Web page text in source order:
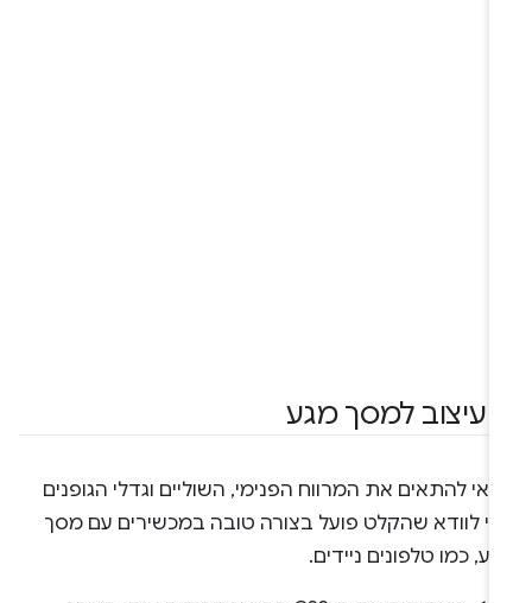
עיצוב למסך מגע
להתאים את המרווח הפנימי, השוליים וגדלי הגופנים
לוודא שהקלט פועל בצורה טובה במכשירים עם מסך
כמו טלפונים ניידים.